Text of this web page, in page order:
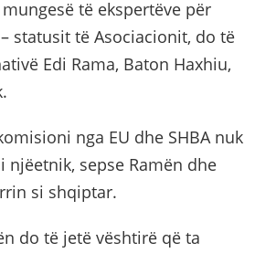
të ekspertëve për
statusit të Asociacionit, do të
Edi Rama, Baton Haxhiu,
nga EU dhe SHBA nuk
njëetnik, sepse Ramën dhe
si shqiptar.
do të jetë vështirë që ta